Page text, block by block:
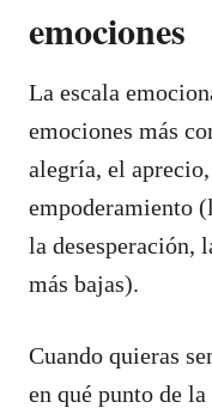
emociones
La escala
emociones más
alegría, el
empoderamiento
la desesperación,
más bajas).
Cuando quieras
en qué punto de